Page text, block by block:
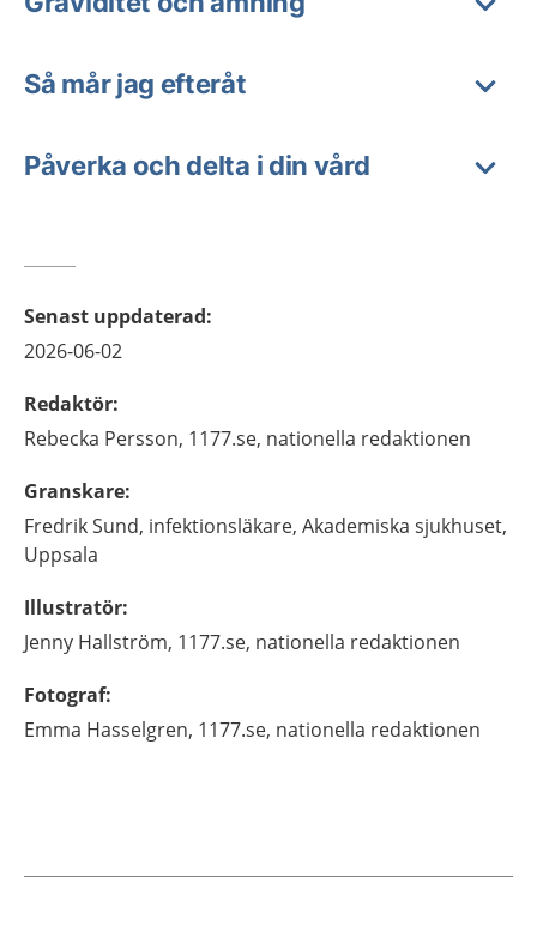
Så mår jag efteråt
Påverka och delta i din vård
Senast uppdaterad:
2026-06-02
Redaktör:
Rebecka Persson, 1177.se, nationella redaktionen
Granskare:
FredrikSund, infektionsläkare, Akademiska sjukhuset,
Uppsala
Illustratör:
Jenny Hallström, 1177.se, nationella redaktionen
Fotograf:
Emma Hasselgren, 1177.se, nationella redaktionen